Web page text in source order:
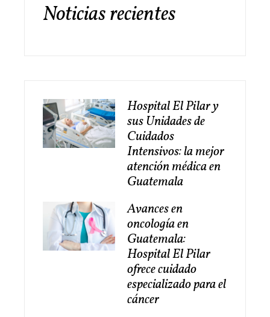
Noticias recientes
Hospital El Pilar y
sus Unidades de
Cuidados
Intensivos: la mejor
atención médica en
Guatemala
Avances en
oncología en
Guatemala:
Hospital El Pilar
ofrece cuidado
especializado para el
cáncer